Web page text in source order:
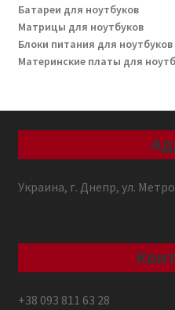
Батареи для ноутбуков
Матрицы для ноутбуков
Блоки питания для ноутбуков
Материнские платы для
Украина, г. Днепр, ул.
+38 093 811 63 28